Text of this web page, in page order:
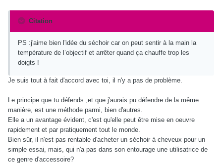
Citation
PS :j'aime bien l'idée du séchoir car on peut sentir à la main la
température de l’objectif et arrêter quand ça chauffe trop les
doigts !
Je suis tout à fait d'accord avec toi, il n'y a pas de problème.
Le principe que tu défends ,et que j'aurais pu défendre de la même
manière, est une méthode parmi, bien d'autres.
Elle a un avantage évident, c'est qu'elle peut être mise en oeuvre
rapidement et par pratiquement tout le monde.
Bien sûr, il n'est pas rentable d'acheter un séchoir à cheveux pour un
simple essai, mais, qui n'a pas dans son entourage une utilisatrice de
ce genre d'accessoire?